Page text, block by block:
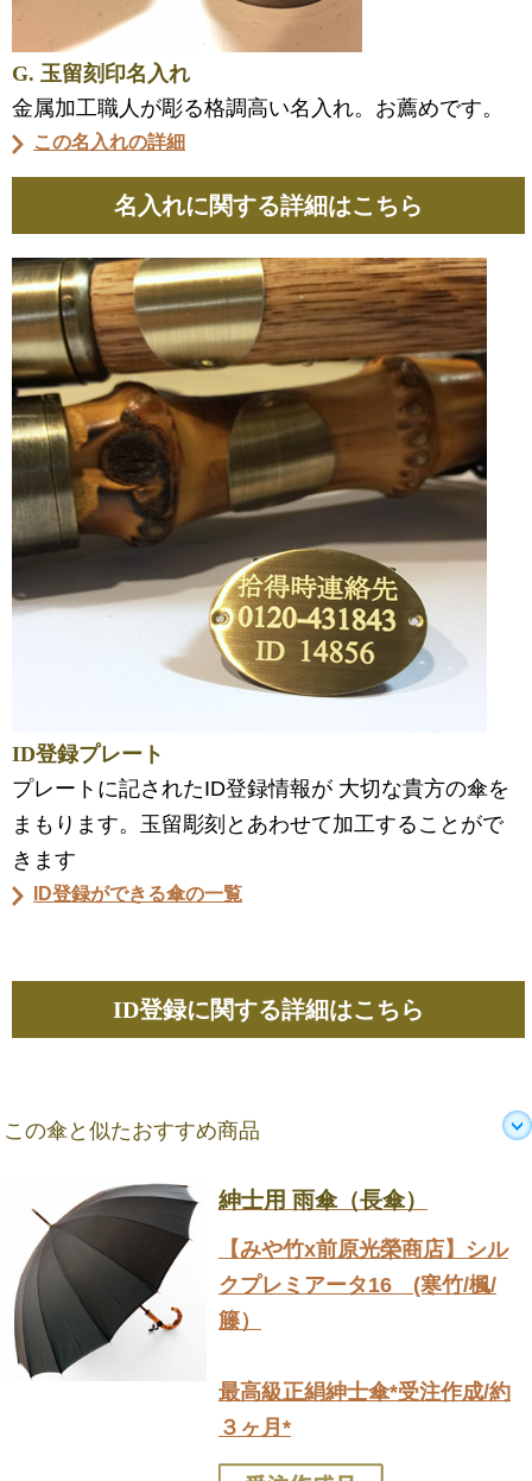
G. 玉留刻印名入れ
金属加工職人が彫る格調高い名入れ。お薦めです。
この名入れの詳細
名入れに関する詳細はこちら
ID登録プレート
プレートに記されたID登録情報が 大切な貴方の傘を
まもります。玉留彫刻とあわせて加工することがで
きます
ID登録ができる傘の一覧
ID登録に関する詳細はこちら
この傘と似たおすすめ商品
紳士用 雨傘（長傘）
【みや竹x前原光榮商店】シル
クプレミアータ16 (寒竹/楓/
籐）
最高級正絹紳士傘*受注作成/約
３ヶ月*